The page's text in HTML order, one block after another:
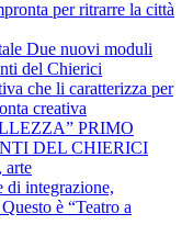
per ritrarre la città
Due nuovi moduli
del Chierici
che li caratterizza per
creativa
PRIMO
DEL CHIERICI
arte
di integrazione,
è “Teatro a